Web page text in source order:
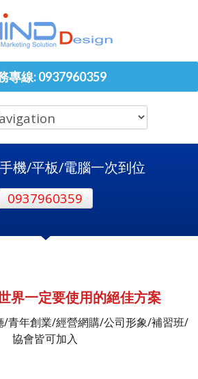
專線: 0937960359
機/平板/電腦一次到位
0937960359
界一定要使用的絕佳方案
/青年創業/經營網購/公司形象/補習班/
協會皆可加入